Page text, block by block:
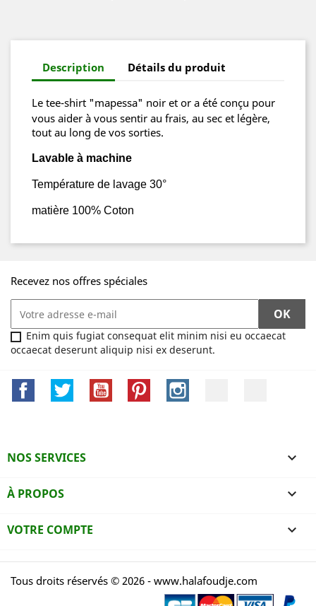
Description Détails du produit
Le tee-shirt "mapessa" noir et or a été conçu pour
vous aider à vous sentir au frais, au sec et légère,
tout au long de vos sorties.
Lavable à machine
Température de lavage 30°
matière 100% Coton
Recevez nos offres spéciales
Enim quis fugiat consequat elit minim nisi eu occaecat
occaecat deserunt aliquip nisi ex deserunt.
FacebookTwitter YouTube Pinterest
NOS SERVICES 
À PROPOS 
VOTRE COMPTE 
Tous droits réservés © 2026 - www.halafoudje.com